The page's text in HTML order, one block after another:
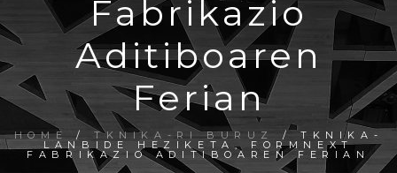
Fabrikazio
Aditiboaren
Ferian
HOME /TKNIKA-RI BURUZ / TKNIKA-
LANBIDE HEZIKETA, FORMNEXT
FABRIKAZIO ADITIBOAREN FERIAN